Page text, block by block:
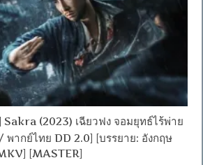
(2023) เฉียวฟง จอมยุทธ์ไร้พ่าย
พากย์ไทย DD 2.0] [บรรยาย: อังกฤษ
[MASTER]